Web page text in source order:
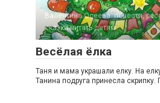
Валентина Осеева: повести,
сказки читать детям.
Весёлая ёлка
Таня и мама украшали елку. На
Танина подруга принесла скрипку.